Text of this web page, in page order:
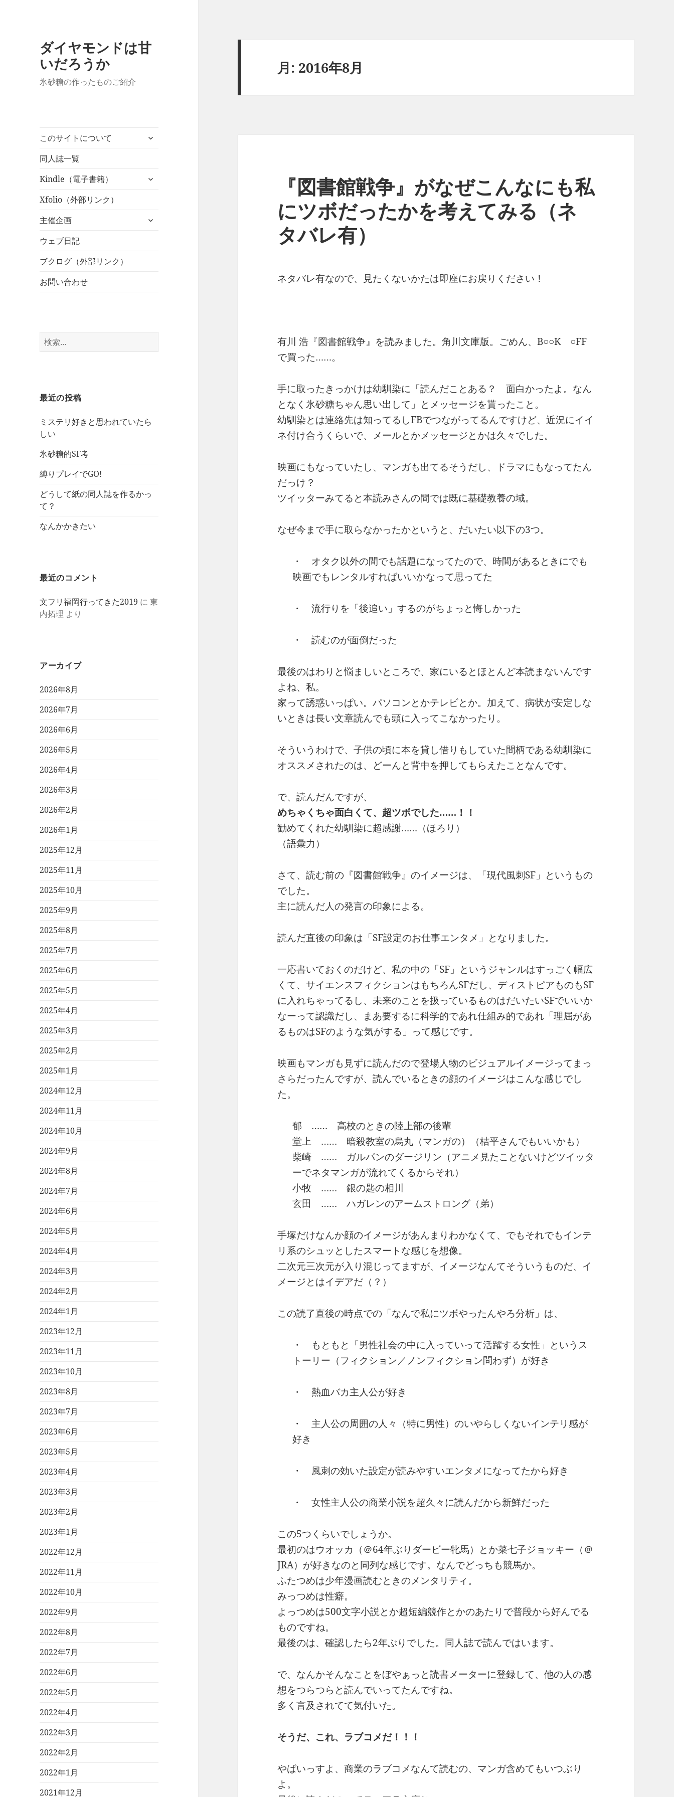
ダイヤモンドは甘
いだろうか
氷砂糖の作ったものご紹介
このサイトについて
サ
ュ
同人誌一覧
Kindle（電子書籍）
サ
ュ
Xfolio（外部リンク）
主催企画
サ
ウェブ日記
ブクログ（外部リンク）
お問い合わせ
検
索:
最近の投稿
ミステリ好きと思われていたら
しい
氷砂糖的SF考
縛りプレイでGO!
どうして紙の同人誌を作るかっ
て？
なんかかきたい
最近のコメント
文フリ福岡行ってきた2019 に東
内拓理 より
アーカイブ
2026年8月
2026年7月
2026年6月
2026年5月
2026年4月
2026年3月
2026年2月
2026年1月
2025年12月
2025年11月
2025年10月
2025年9月
2025年8月
2025年7月
2025年6月
2025年5月
2025年4月
2025年3月
2025年2月
2025年1月
2024年12月
2024年11月
2024年10月
2024年9月
2024年8月
2024年7月
2024年6月
2024年5月
2024年4月
2024年3月
2024年2月
2024年1月
2023年12月
2023年11月
2023年10月
2023年8月
2023年7月
2023年6月
2023年5月
2023年4月
2023年3月
2023年2月
2023年1月
2022年12月
2022年11月
2022年10月
2022年9月
2022年8月
2022年7月
2022年6月
2022年5月
2022年4月
2022年3月
2022年2月
2022年1月
2021年12月
月: 2016年8月
『図書館戦争』がなぜこんなにも私
にツボだったかを考えてみる（ネ
タバレ有）
ネタバレ有なので、見たくないかたは即座にお戻りください！
有川 浩『図書館戦争』を読みました。角川文庫版。ごめん、B○○K ○FF
で買った……。
手に取ったきっかけは幼馴染に「読んだことある？ 面白かったよ。なん
となく氷砂糖ちゃん思い出して」とメッセージを貰ったこと。
幼馴染とは連絡先は知ってるしFBでつながってるんですけど、近況にイイ
ネ付け合うくらいで、メールとかメッセージとかは久々でした。
映画にもなっていたし、マンガも出てるそうだし、ドラマにもなってたん
だっけ？
ツイッターみてると本読みさんの間では既に基礎教養の域。
なぜ今まで手に取らなかったかというと、だいたい以下の3つ。
・ オタク以外の間でも話題になってたので、時間があるときにでも
映画でもレンタルすればいいかなって思ってた
・ 流行りを「後追い」するのがちょっと悔しかった
・ 読むのが面倒だった
最後のはわりと悩ましいところで、家にいるとほとんど本読まないんです
よね、私。
家って誘惑いっぱい。パソコンとかテレビとか。加えて、病状が安定しな
いときは長い文章読んでも頭に入ってこなかったり。
そういうわけで、子供の頃に本を貸し借りもしていた間柄である幼馴染に
オススメされたのは、どーんと背中を押してもらえたことなんです。
で、読んだんですが、
めちゃくちゃ面白くて、超ツボでした……！！
勧めてくれた幼馴染に超感謝……（ほろり）
（語彙力）
さて、読む前の『図書館戦争』のイメージは、「現代風刺SF」というもの
でした。
主に読んだ人の発言の印象による。
読んだ直後の印象は「SF設定のお仕事エンタメ」となりました。
一応書いておくのだけど、私の中の「SF」というジャンルはすっごく幅広
くて、サイエンスフィクションはもちろんSFだし、ディストピアものもSF
に入れちゃってるし、未来のことを扱っているものはだいたいSFでいいか
なーって認識だし、まあ要するに科学的であれ仕組み的であれ「理屈があ
るものはSFのような気がする」って感じです。
映画もマンガも見ずに読んだので登場人物のビジュアルイメージってまっ
さらだったんですが、読んでいるときの顔のイメージはこんな感じでし
た。
郁 …… 高校のときの陸上部の後輩
堂上 …… 暗殺教室の烏丸（マンガの）（桔平さんでもいいかも）
柴崎 …… ガルパンのダージリン（アニメ見たことないけどツイッタ
ーでネタマンガが流れてくるからそれ）
小牧 …… 銀の匙の相川
玄田 …… ハガレンのアームストロング（弟）
手塚だけなんか顔のイメージがあんまりわかなくて、でもそれでもインテ
リ系のシュッとしたスマートな感じを想像。
二次元三次元が入り混じってますが、イメージなんてそういうものだ、イ
メージとはイデアだ（？）
この読了直後の時点での「なんで私にツボやったんやろ分析」は、
・ もともと「男性社会の中に入っていって活躍する女性」というス
トーリー（フィクション／ノンフィクション問わず）が好き
・ 熱血バカ主人公が好き
・ 主人公の周囲の人々（特に男性）のいやらしくないインテリ感が
好き
・ 風刺の効いた設定が読みやすいエンタメになってたから好き
・ 女性主人公の商業小説を超久々に読んだから新鮮だった
この5つくらいでしょうか。
最初のはウオッカ（＠64年ぶりダービー牝馬）とか菜七子ジョッキー（＠
JRA）が好きなのと同列な感じです。なんでどっちも競馬か。
ふたつめは少年漫画読むときのメンタリティ。
みっつめは性癖。
よっつめは500文字小説とか超短編競作とかのあたりで普段から好んでる
ものですね。
最後のは、確認したら2年ぶりでした。同人誌で読んではいます。
で、なんかそんなことをぼやぁっと読書メーターに登録して、他の人の感
想をつらつらと読んでいってたんですね。
多く言及されてて気付いた。
そうだ、これ、ラブコメだ！！！
やばいっすよ、商業のラブコメなんて読むの、マンガ含めてもいつぶり
よ。